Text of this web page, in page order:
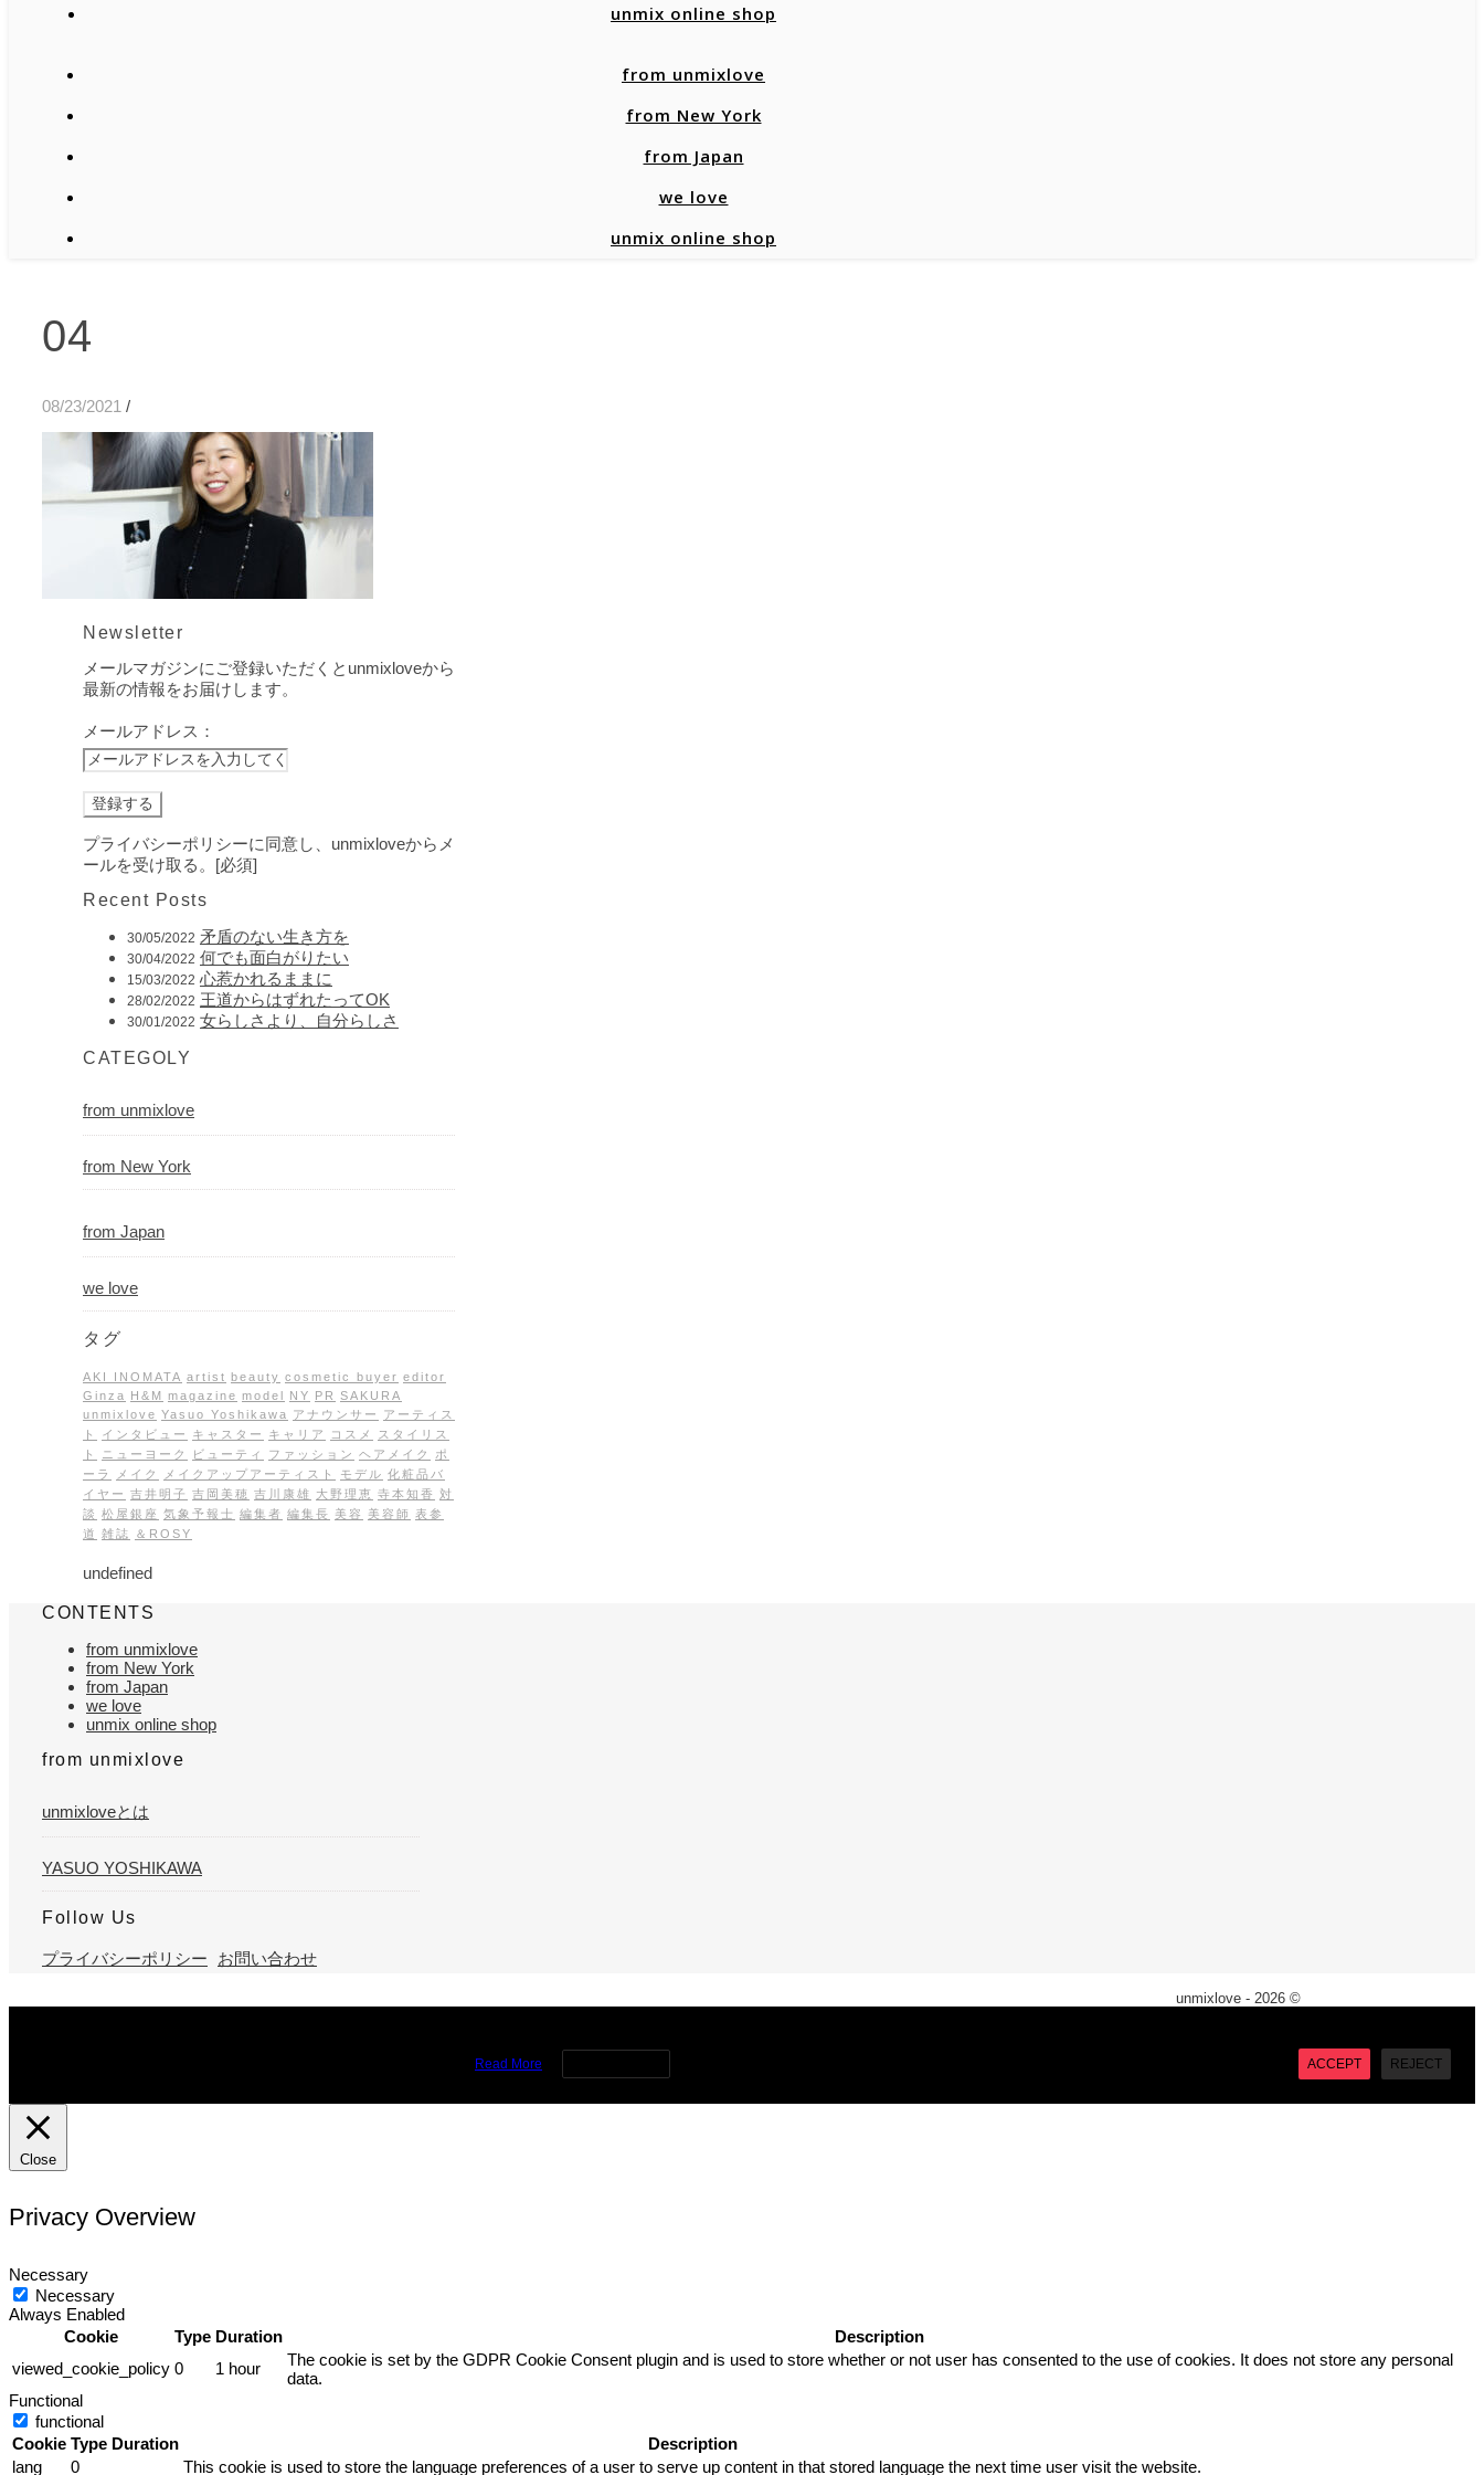
unmix online shop
from unmixlove
from New York
from Japan
we love
unmix online shop
04
08/23/2021 /
Newsletter
メールマガジンにご登録いただくとunmixloveから
最新の情報をお届けします。
メールアドレス：
プライバシーポリシーに同意し、unmixloveからメ
ールを受け取る。[必須]
Recent Posts
30/05/2022 矛盾のない生き方を
30/04/2022 何でも面白がりたい
15/03/2022 心惹かれるままに
28/02/2022 王道からはずれたってOK
30/01/2022 女らしさより、自分らしさ
CATEGOLY
from unmixlove
from New York
from Japan
we love
タグ
AKI INOMATA artist beauty cosmetic buyer editor
Ginza H&M magazine model NY PR SAKURA
unmixlove Yasuo Yoshikawa アナウンサー
アーティス
ト
インタビュー キャスター キャリア コスメ
スタイリス
ト
ニューヨーク ビューティ ファッション ヘアメイク
ポ
ーラ
メイク メイクアップアーティスト モデル 化粧品バ
イヤー 吉井明子 吉岡美穂 吉川康雄 大野理恵 寺本知香
対
談 松屋銀座 気象予報士 編集者 編集長 美容 美容師 表参
道 雑誌 ＆ROSY
undefined
CONTENTS
from unmixlove
from New York
from Japan
we love
unmix online shop
from unmixlove
unmixloveとは
YASUO YOSHIKAWA
Follow Us
プライバシーポリシー お問い合わせ
unmixlove - 2026 ©
Read More REJECT
ACCEPT
Close
Privacy Overview
Necessary
Necessary
Always Enabled
Cookie
Type Duration
Description
viewed_cookie_policy 0 1 hour
The cookie is set by the GDPR Cookie Consent plugin and is used to store whether or not user has consented to the use of cookies. It does not store any personal
data.
Functional
functional
Cookie Type Duration
Description
lang
0 This cookie is used to store the language preferences of a user to serve up content in that stored language the next time user visit the website.